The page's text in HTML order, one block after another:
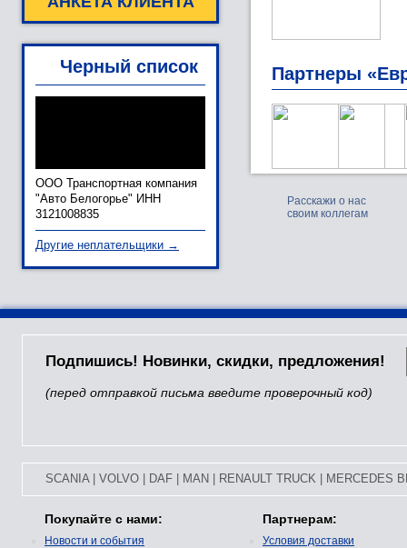
Черный список
ООО Транспортная компания
"Авто Белогорье" ИНН
3121008835
Другие неплательщики →
Партнеры
Расскажи о нас
своим коллегам
Подпишись! Новинки, скидки, предложения!
(перед отправкой письма введите проверочный код)
SCANIA| VOLVO DAF MAN RENAULT TRUCK MERCEDES
Покупайте с нами:
Новости и события
Партнерам:
Условия доставки